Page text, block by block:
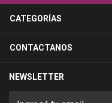
CATEGORÍAS
CONTACTANOS
NEWSLETTER